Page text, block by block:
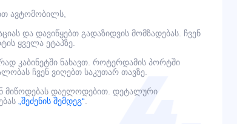
ავტომობილს,
და დავიწყებთ გადაზიდვის მომზადებას. ჩვენ
ყველა ეტაპზე.
კაბინეტში ნახავთ. როტერდამის პორტში
ჩვენ ვიღებთ საკუთარ თავზე.
მიწოდებას დაელოდებით. დეტალური
„შეძენის შემდეგ“